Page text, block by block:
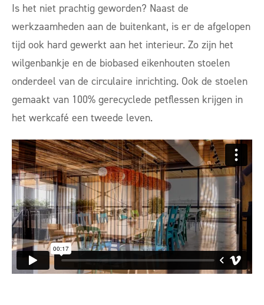
Is het niet prachtig geworden? Naast de
werkzaamheden aan de buitenkant, is er de afgelopen
tijd ook hard gewerkt aan het interieur. Zo zijn het
wilgenbankje en de biobased eikenhouten stoelen
onderdeel van de circulaire inrichting. Ook de stoelen
gemaakt van 100% gerecyclede petflessen krijgen in
het werkcafé een tweede leven.